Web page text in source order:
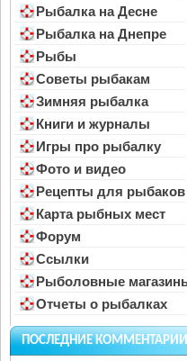
Рыбалка на Десне
Рыбалка на Днепре
Рыбы
Советы рыбакам
Зимняя рыбалка
Книги и журналы
Игры про рыбалку
Фото и видео
Рецепты для рыбаков
Карта рыбных мест
Форум
Ссылки
Рыболовные
Отчеты о рыбалках
ПОСЛЕДНИЕ КОММЕНТАРИИ